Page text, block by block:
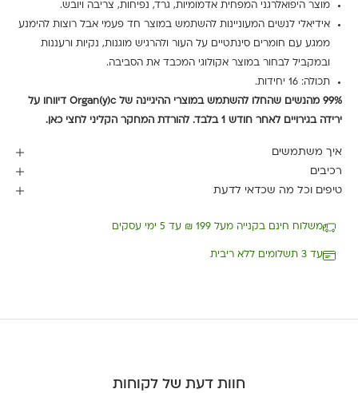
מוצר היפואלרגני המפחית אדמומיות, גרד, נפיחות, צריבה ויובש.
אידיאלי לנשים המעוניינות להשתמש במוצר חד פעמי אבל רוצות להימנע
ממגע עם חומרים סינתטיים על העור ולהרגיש מוגנות, נקיות ורעננות
ובמקביל לבחור במוצר אקולוגי המכבד את הסביבה.
תכולה: 16 יחידות.
99% מהנשים שהחלו להשתמש במוצרי ההיגיינה של Organ(y)c דיווחו על
ירידה בגירויים לאחר חודש 1 בלבד. להורדת המחקר הקליני
לחצי כאן.
איך משתמשים
רכיבים
טיפים וכל מה שכדאי לדעת
משלוח חינם בקנייה מעל 199 ₪ עד 5 ימי עסקים
עד 3 תשלומים ללא ריבית
חוות דעת של לקוחות